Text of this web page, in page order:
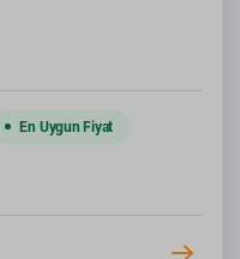
En Uygun Fiyat